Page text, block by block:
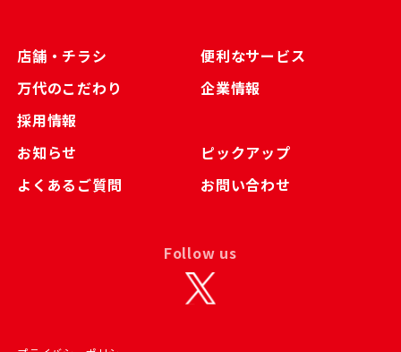
店舗・チラシ
便利なサービス
万代のこだわり
企業情報
採用情報
お知らせ
ピックアップ
よくあるご質問
お問い合わせ
Follow us